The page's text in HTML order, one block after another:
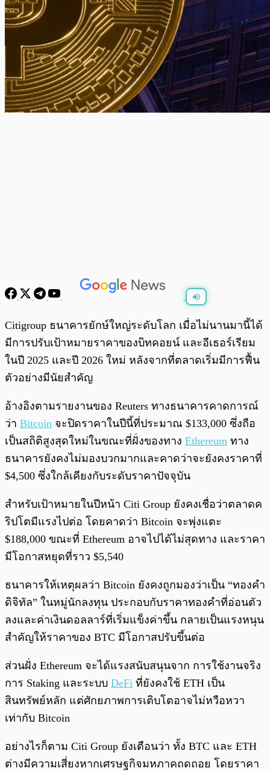
0:00
Citigroup ธนาคารยักษ์ใหญ่ระดับโลก เมื่อไม่นานมานี้ได้
มีการปรับเป้าหมายราคาของบิทคอยน์ และอีเธอร์เรียม
ในปี 2025 และปี 2026 ใหม่ หลังจากที่ตลาดเริ่มมีการฟื้น
ตัวอย่างมีนัยสำคัญ
อ้างอิงตามรายงานของ Reuters ทางธนาคารคาดการณ์
ว่า Bitcoin จะปิดราคาในปีนี้ที่ประมาณ $133,000 ซึ่งถือ
เป็นสถิติสูงสุดใหม่ในขณะที่ฝั่งของทาง Ethereum ทาง
ธนาคารยังคงไม่มองบวกมากและคาดว่าจะยังคงราคาที่
$4,500 ซึ่งใกล้เคียงกับระดับราคาปัจจุบัน
สำหรับเป้าหมายในปีหน้า Citi Group ยังคงเชื่อว่าตลาดค
ริปโตมีแรงไปต่อ โดยคาดว่า Bitcoin จะพุ่งแตะ
$188,000 ขณะที่ Ethereum อาจไปได้ไม่สุดทาง และราคา
มีโอกาสหยุดที่ราว $5,540
ธนาคารให้เหตุผลว่า Bitcoin ยังคงถูกมองว่าเป็น “ทองคำ
ดิจิทัล” ในหมู่นักลงทุน ประกอบกับราคาทองคำที่อ่อนตัว
ลงและค่าเงินดอลลาร์ที่เริ่มแข็งค่าขึ้น กลายเป็นแรงหนุน
สำคัญให้ราคาของ BTC มีโอกาสปรับขึ้นต่อ
ส่วนฝั่ง Ethereum จะได้แรงสนับสนุนจาก การใช้งานจริง
การ Staking และระบบ DeFi ที่ยังคงใช้ ETH เป็น
สินทรัพย์หลัก แต่ศักยภาพการเติบโตอาจไม่หวือหวา
เท่ากับ Bitcoin
อย่างไรก็ตาม Citi Group ยังเตือนว่า ทั้ง BTC และ ETH
ต่างมีความเสี่ยงหากเศรษฐกิจมหภาคถดถอย โดยราคา